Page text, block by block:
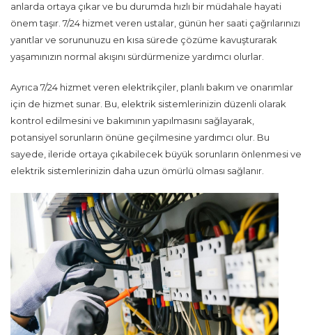
anlarda ortaya çıkar ve bu durumda hızlı bir müdahale hayati
önem taşır. 7/24 hizmet veren ustalar, günün her saati çağrılarınızı
yanıtlar ve sorununuzu en kısa sürede çözüme kavuşturarak
yaşamınızın normal akışını sürdürmenize yardımcı olurlar.
Ayrıca 7/24 hizmet veren elektrikçiler, planlı bakım ve onarımlar
için de hizmet sunar. Bu, elektrik sistemlerinizin düzenli olarak
kontrol edilmesini ve bakımının yapılmasını sağlayarak,
potansiyel sorunların önüne geçilmesine yardımcı olur. Bu
sayede, ileride ortaya çıkabilecek büyük sorunların önlenmesi ve
elektrik sistemlerinizin daha uzun ömürlü olması sağlanır.